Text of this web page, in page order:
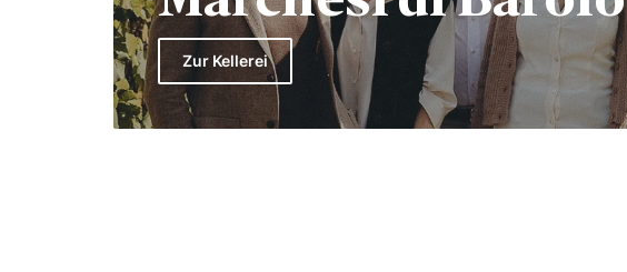
Zur Kellerei